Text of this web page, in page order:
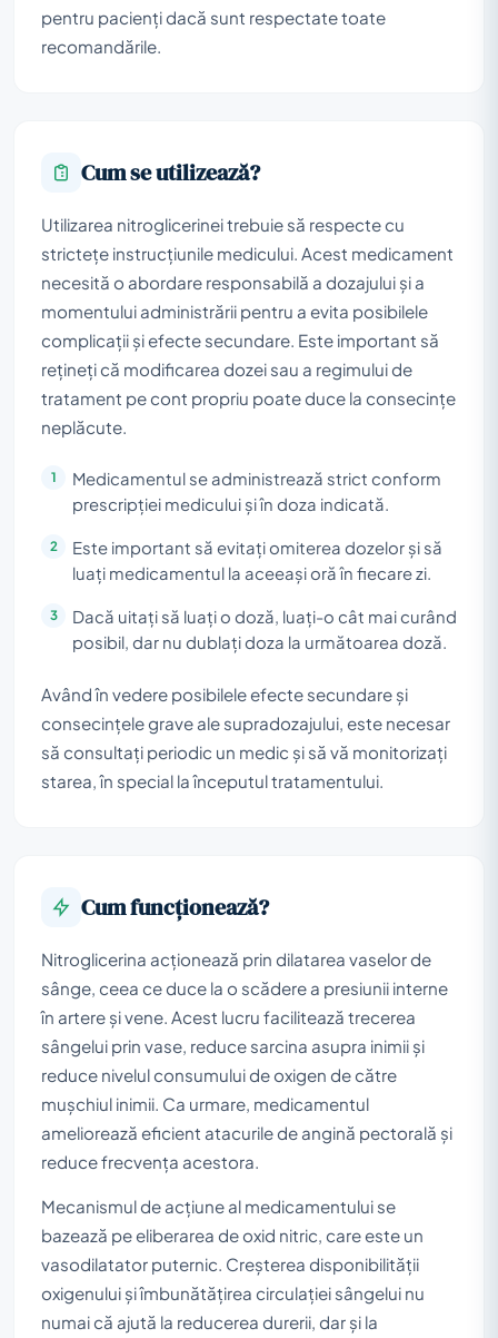
pentru pacienți dacă sunt respectate toate
recomandările.
Cum se utilizează?
Utilizarea nitroglicerinei trebuie să respecte cu
strictețe instrucțiunile medicului. Acest medicament
necesită o abordare responsabilă a dozajului și a
momentului administrării pentru a evita posibilele
complicații și efecte secundare. Este important să
rețineți că modificarea dozei sau a regimului de
tratament pe cont propriu poate duce la consecințe
neplăcute.
Medicamentul se administrează strict conform
prescripției medicului și în doza indicată.
Este important să evitați omiterea dozelor și să
luați medicamentul la aceeași oră în fiecare zi.
Dacă uitați să luați o doză, luați-o cât mai curând
posibil, dar nu dublați doza la următoarea doză.
Având în vedere posibilele efecte secundare și
consecințele grave ale supradozajului, este necesar
să consultați periodic un medic și să vă monitorizați
starea, în special la începutul tratamentului.
Cum funcționează?
Nitroglicerina acționează prin dilatarea vaselor de
sânge, ceea ce duce la o scădere a presiunii interne
în artere și vene. Acest lucru facilitează trecerea
sângelui prin vase, reduce sarcina asupra inimii și
reduce nivelul consumului de oxigen de către
mușchiul inimii. Ca urmare, medicamentul
ameliorează eficient atacurile de angină pectorală și
reduce frecvența acestora.
Mecanismul de acțiune al medicamentului se
bazează pe eliberarea de oxid nitric, care este un
vasodilatator puternic. Creșterea disponibilității
oxigenului și îmbunătățirea circulației sângelui nu
numai că ajută la reducerea durerii, dar și la